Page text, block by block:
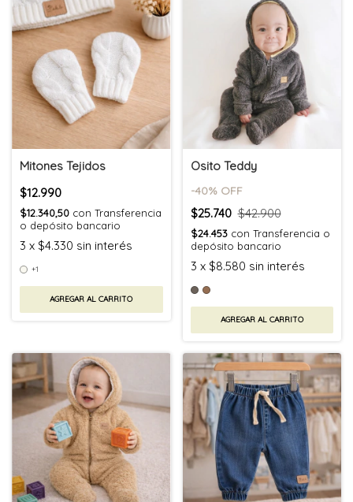
Mitones Tejidos
$12.990
$12.340,50 con Transferencia
o depósito bancario
3 x $4.330 sin interés
+1
AGREGAR AL CARRITO
Osito Teddy
-40% OFF
$25.740 $42.900
$24.453 con Transferencia o
depósito bancario
3 x $8.580 sin interés
AGREGAR AL CARRITO